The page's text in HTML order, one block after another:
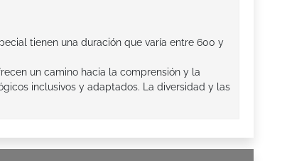
tienen una duración que varía entre 600 y
un camino hacia la comprensión y la
inclusivos y adaptados. La diversidad y las